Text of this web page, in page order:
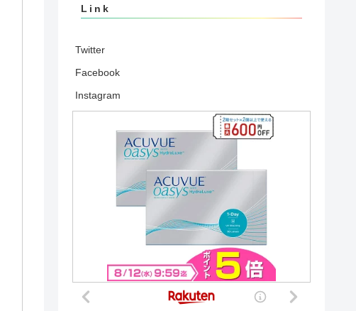
Link
Twitter
Facebook
Instagram